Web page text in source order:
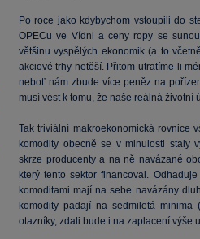
Po roce jako kdybychom vstoupili do
OPECu ve Vídni a ceny ropy se
většinu vyspělých ekonomik (a to
akciové trhy netěší. Přitom utratíme-li
neboť nám zbude více peněz na
musí vést k tomu, že naše reálná životní
Tak triviální makroekonomická rovnice
komodity obecně se v minulosti staly
skrze producenty a na ně navázané
který tento sektor financoval.
komoditami mají na sebe navázány
komodity padají na sedmiletá
otazníky, zdali bude i na zaplacení výše